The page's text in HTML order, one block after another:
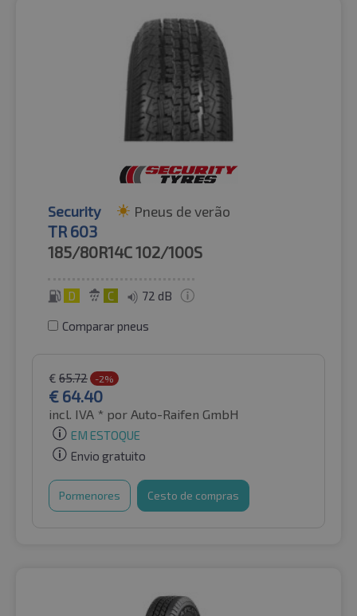
Security Pneus de verão
TR 603
185/80R14C102/100S
D C 72 dB
Comparar pneus
€ 65.72 -2%
€ 64.40
incl. IVA * por Auto-Raifen GmbH
EM ESTOQUE
Envio gratuito
Pormenores Cesto de compras